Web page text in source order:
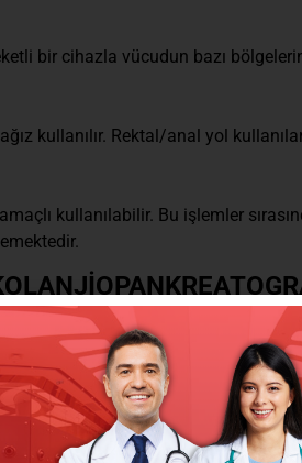
bir cihazla vücudun bazı
kullanılır. Rektal/anal yol
kullanılabilir. Bu işlemler
bir endoskopi aletiyle
İŞLEMLER
(plastik veya metal kateter)